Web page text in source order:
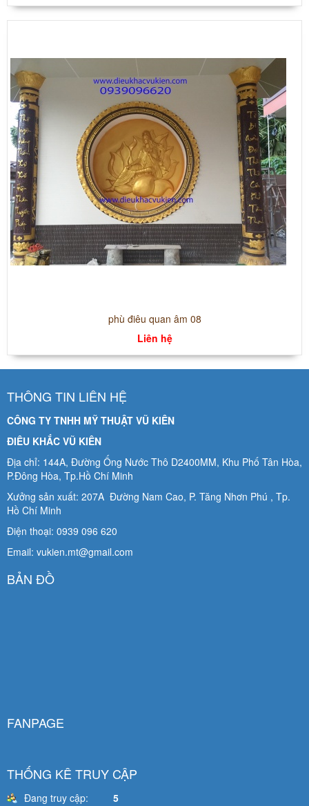
phù điêu quan âm 08
Liên hệ
THÔNG TIN LIÊN HỆ
CÔNG TY TNHH MỸ THUẬT VŨ KIÊN
ĐIÊU KHẮC VŨ KIÊN
Địa chỉ: 144A, Đường Ống Nước Thô D2400MM, Khu Phố Tân Hòa,
P.Đông Hòa, Tp.Hồ Chí Minh
Xưởng sản xuất: 207A Đường Nam Cao, P. Tăng Nhơn Phú , Tp.
Hồ Chí Minh
Điện thoại: 0939 096 620
Email: vukien.mt@gmail.com
BẢN ĐỒ
FANPAGE
THỐNG KÊ TRUY CẬP
Đang truy cập: 5